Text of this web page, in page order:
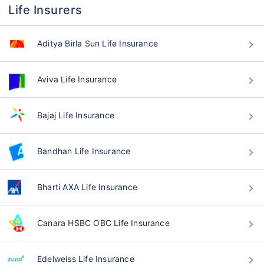
Life Insurers
Aditya Birla Sun Life Insurance
Aviva Life Insurance
Bajaj Life Insurance
Bandhan Life Insurance
Bharti AXA Life Insurance
Canara HSBC OBC Life Insurance
Edelweiss Life Insurance
వయసు టర్మ్ ఇన్సూరెన్స్ ప్రీమియంలను
ఎలా ప్రభావితం చేస్తుంది
44 సంవత్సరాలు
₹ 1,376/నెల*
మీ కుటుంబం యొక్క భద్రత కేవలం ఒక అడుగు దూరంలో ఉంది